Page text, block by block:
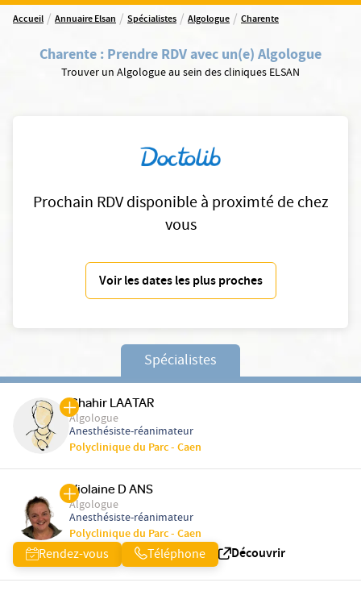
Accueil / Annuaire Elsan / Spécialistes / Algologue / Charente
Charente : Prendre RDV avec un(e) Algologue
Trouver un Algologue au sein des cliniques ELSAN
Prochain RDV disponible à proximté de chez
vous
Voir les dates les plus proches
Spécialistes
Chahir LAATAR
Algologue
Anesthésiste-réanimateur
Polyclinique du Parc - Caen
Violaine D ANS
Algologue
Anesthésiste-réanimateur
Polyclinique du Parc - Caen
Rendez-vous Téléphone Découvrir